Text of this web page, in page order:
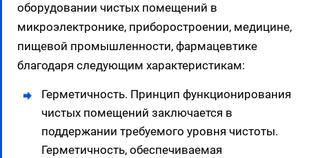
оборудовании чистых помещений в
микроэлектронике, приборостроении, медицине,
пищевой промышленности, фармацевтике
благодаря следующим характеристикам:
Герметичность. Принцип функционирования
чистых помещений заключается в
поддержании требуемого уровня чистоты.
Герметичность, обеспечиваемая